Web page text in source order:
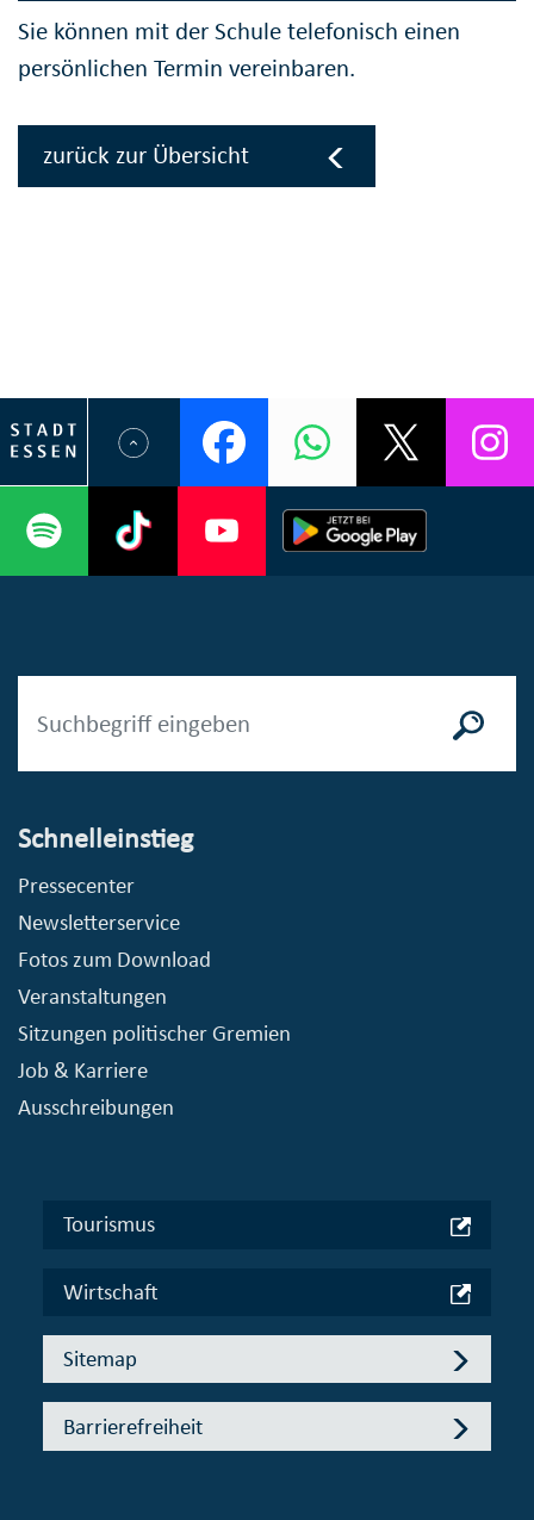
Sie können mit der Schule telefonisch einen
persönlichen Termin vereinbaren.
zurück zur Übersicht
Schnelleinstieg
Pressecenter
Newsletterservice
Fotos zum Download
Veranstaltungen
Sitzungen politischer Gremien
Job & Karriere
Ausschreibungen
Tourismus
Wirtschaft
Sitemap
Barrierefreiheit